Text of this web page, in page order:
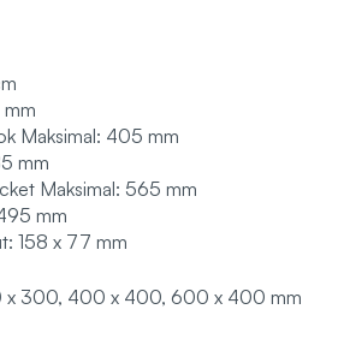
Maksimal: 405 mm
mm
Maksimal: 565 mm
mm
158 x 77 mm
x 300, 400 x 400, 600 x 400 mm